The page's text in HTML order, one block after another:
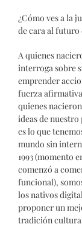
¿Cómo ves a la
de cara al futuro
A quienes
interroga sobre
emprender
fuerza
quienes
ideas de
es lo que
mundo sin
1993 (momento
comenzó a
funcional),
los nativos
proponer un
tradición cultural